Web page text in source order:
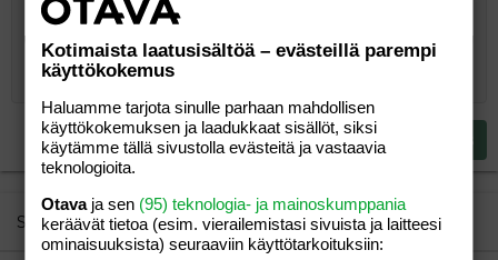
Suurenna sisennystä
Fontin koko
10
12
15
18
22
26
TekstiväriKirjasintyyli
Arial
Book Antiqua
Courier New
Georgia
Tahoma
Trebuchet MS
Verdana
YliviivaaAlleviivattu
Tasaus
Tasaa vasemmalle
Keskitä
Justify text
Paragraph format
Normal
Heading 1
Heading 2
Heading 3
LainausLisää video/media
Lisää taulukko
Insert horizontal line
Spoiler
Tee uudelleen
BBCode-näkymä
Poista muotoilu
Luonnokset
Poista luonnos
Kirjoita vastaus...
Lähetä vastaus
Similar threads
Kotimaista laatusisältöä – evästeillä parempi
käyttökokemus
Haluamme tarjota sinulle parhaan mahdollisen
käyttökokemuksen ja laadukkaat sisällöt, siksi
käytämme tällä sivustolla evästeitä ja vastaavia
teknologioita.
Otavaja sen (95) teknologia- ja mainoskumppania
keräävät tietoa (esim. vierailemis­tasi sivuista ja laitteesi
ominaisuuk­sista) seuraaviin käyttötarkoituksiin: